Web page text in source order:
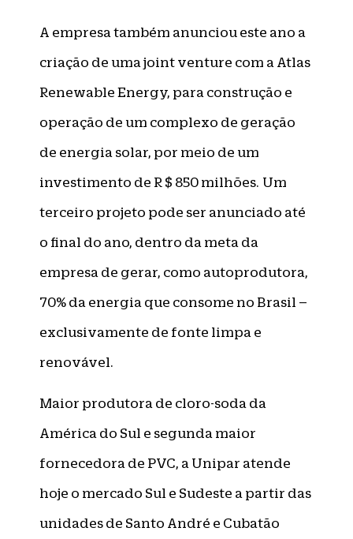
A empresa também anunciou este ano a
criação de uma joint venture com a Atlas
Renewable Energy, para construção e
operação de um complexo de geração
de energia solar, por meio de um
investimento de R $ 850 milhões. Um
terceiro projeto pode ser anunciado até
o final do ano, dentro da meta da
empresa de gerar, como autoprodutora,
70% da energia que consome no Brasil –
exclusivamente de fonte limpa e
renovável.
Maior produtora de cloro-soda da
América do Sul e segunda maior
fornecedora de PVC, a Unipar atende
hoje o mercado Sul e Sudeste a partir das
unidades de Santo André e Cubatão